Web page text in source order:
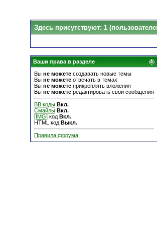
Здесь присутствуют: 1
Ваши права в разделе
Вы не можете создавать новые темы
Вы не можете отвечать в темах
Вы не можете прикреплять вложения
Вы не можете редактировать свои сообщения
BB коды Вкл.
Смайлы Вкл.
[IMG] код Вкл.
HTML код Выкл.
Правила форума